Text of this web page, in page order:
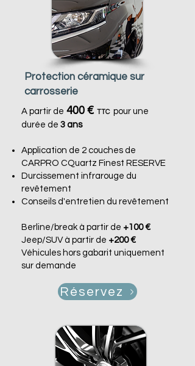
Protection céramique sur
carrosserie
A partir de 400 € TTC pour une
durée de 3 ans
Application de 2 couches de
CARPRO CQuartz Finest RESERVE
Durcissement infrarouge du
revêtement
Conseils d'entretien du revêtement
Berline/break à partir de +100 €
Jeep/SUV à partir de +200 €
Véhicules hors gabarit uniquement
sur demande
Réservez